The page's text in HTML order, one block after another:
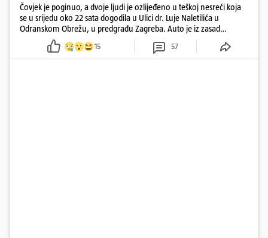
Čovjek je poginuo, a dvoje ljudi je ozlijeđeno u teškoj nesreći koja
se u srijedu oko 22 sata dogodila u Ulici dr. Luje Naletilića u
Odranskom Obrežu, u predgrađu Zagreba. Auto je iz zasad
neutvrđenih razloga sletio s kolnika, a od siline udara vozilo se
prepolovilo.
15 57